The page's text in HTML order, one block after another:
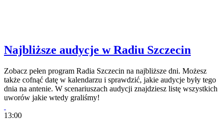
Najbliższe audycje w Radiu Szczecin
Zobacz pełen program Radia Szczecin na najbliższe dni. Możesz
także cofnąć datę w kalendarzu i sprawdzić, jakie audycje były tego
dnia na antenie. W scenariuszach audycji znajdziesz listę wszystkich
uworów jakie wtedy graliśmy!
13:00